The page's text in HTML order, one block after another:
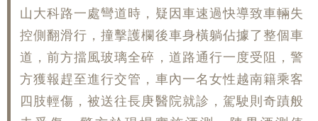
山大科路一處彎道時，疑因車速過快導致車輛失
控側翻滑行，撞擊護欄後車身橫躺佔據了整個車
道，前方擋風玻璃全碎，道路通行一度受阻，警
方獲報趕至進行交管，車內一名女性越南籍乘客
四肢輕傷，被送往長庚醫院就診，駕駛則奇蹟般